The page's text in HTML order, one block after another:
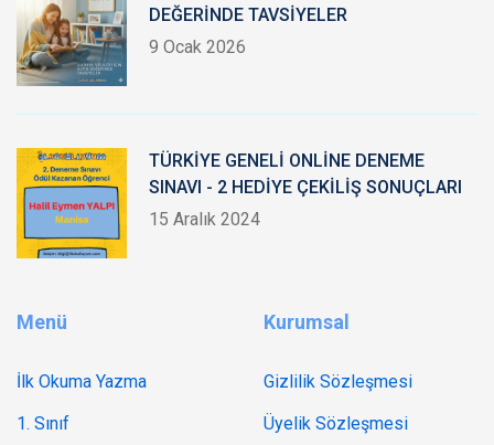
DEĞERİNDE TAVSİYELER
9 Ocak 2026
TÜRKİYE GENELİ ONLİNE DENEME
SINAVI - 2 HEDİYE ÇEKİLİŞ SONUÇLARI
15 Aralık 2024
Menü
İlk Okuma Yazma
1. Sınıf
Kurumsal
Gizlilik Sözleşmesi
Üyelik Sözleşmesi